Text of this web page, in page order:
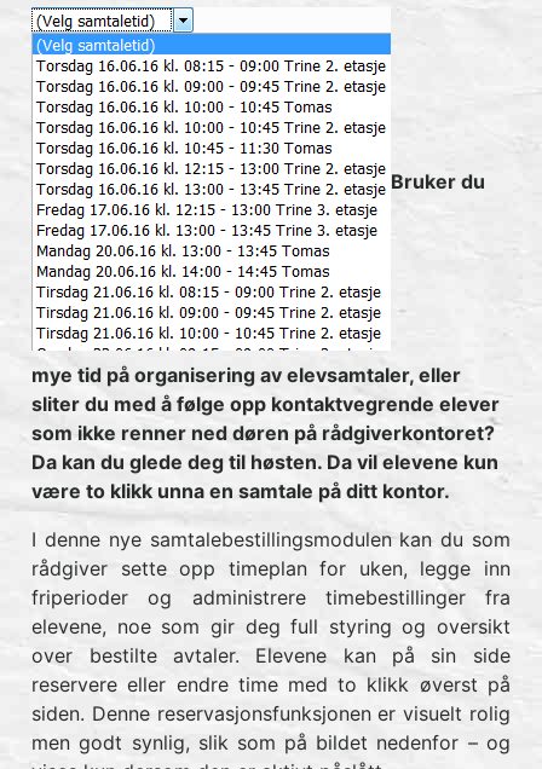
Bruker du
mye tid på organisering av elevsamtaler, eller
sliter du med å følge opp kontaktvegrende elever
som ikke renner ned døren på rådgiverkontoret?
Da kan du glede deg til høsten. Da vil elevene kun
være to klikk unna en samtale på ditt kontor.
I denne nye samtalebestillingsmodulen kan du som
rådgiver sette opp timeplan for uken, legge inn
friperioder og administrere timebestillinger fra
elevene, noe som gir deg full styring og oversikt
over bestilte avtaler. Elevene kan på sin side
reservere eller endre time med to klikk øverst på
siden. Denne reservasjonsfunksjonen er visuelt rolig
men godt synlig, slik som på bildet nedenfor – og